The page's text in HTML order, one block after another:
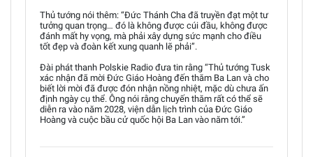
Thủ tướng nói thêm: “Đức Thánh Cha đã truyền đạt một tư
tưởng quan trọng… đó là không được cúi đầu, không được
đánh mất hy vọng, mà phải xây dựng sức mạnh cho điều
tốt đẹp và đoàn kết xung quanh lẽ phải”.
Đài phát thanh Polskie Radio đưa tin rằng “Thủ tướng Tusk
xác nhận đã mời Đức Giáo Hoàng đến thăm Ba Lan và cho
biết lời mời đã được đón nhận nồng nhiệt, mặc dù chưa ấn
định ngày cụ thể. Ông nói rằng chuyến thăm rất có thể sẽ
diễn ra vào năm 2028, viện dẫn lịch trình của Đức Giáo
Hoàng và cuộc bầu cử quốc hội Ba Lan vào năm tới.”